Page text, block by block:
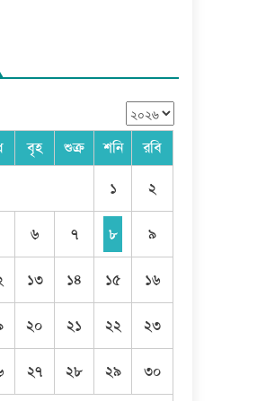
বৃহ শুক্র শনি রবি
১ ২
৬ ৭ ৮ ৯
১৩ ১৪ ১৫ ১৬
২০ ২১ ২২ ২৩
২৭ ২৮ ২৯ ৩০